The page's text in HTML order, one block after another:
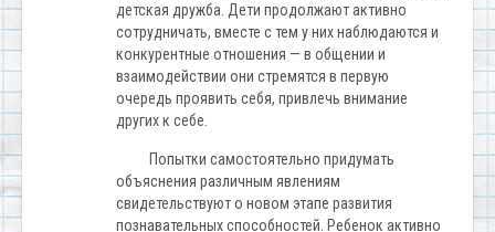
детская дружба. Дети продолжают активно
сотрудничать, вместе с тем у них наблюдаются и
конкурентные отношения — в общении и
взаимодействии они стремятся в первую
очередь проявить себя, привлечь внимание
других к себе.
Попытки самостоятельно придумать
объяснения различным явлениям
свидетельствуют о новом этапе развития
познавательных способностей. Ребенок активно